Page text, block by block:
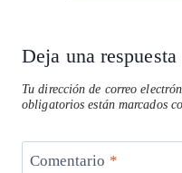
Deja una respuesta
Tu dirección de correo
obligatorios están marcados
Comentario *